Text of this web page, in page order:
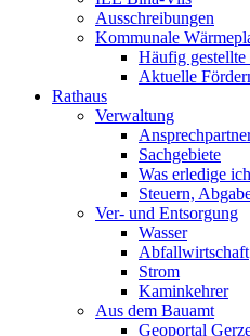
Ausschreibungen
Kommunale
Häufig gestellte
Aktuelle
Rathaus
Verwaltung
Sachgebiete
Was erledige
Steuern,
Ver- und Entsorgung
Wasser
Abfallwirtschaft
Strom
Kaminkehrer
Aus dem Bauamt
Geoportal